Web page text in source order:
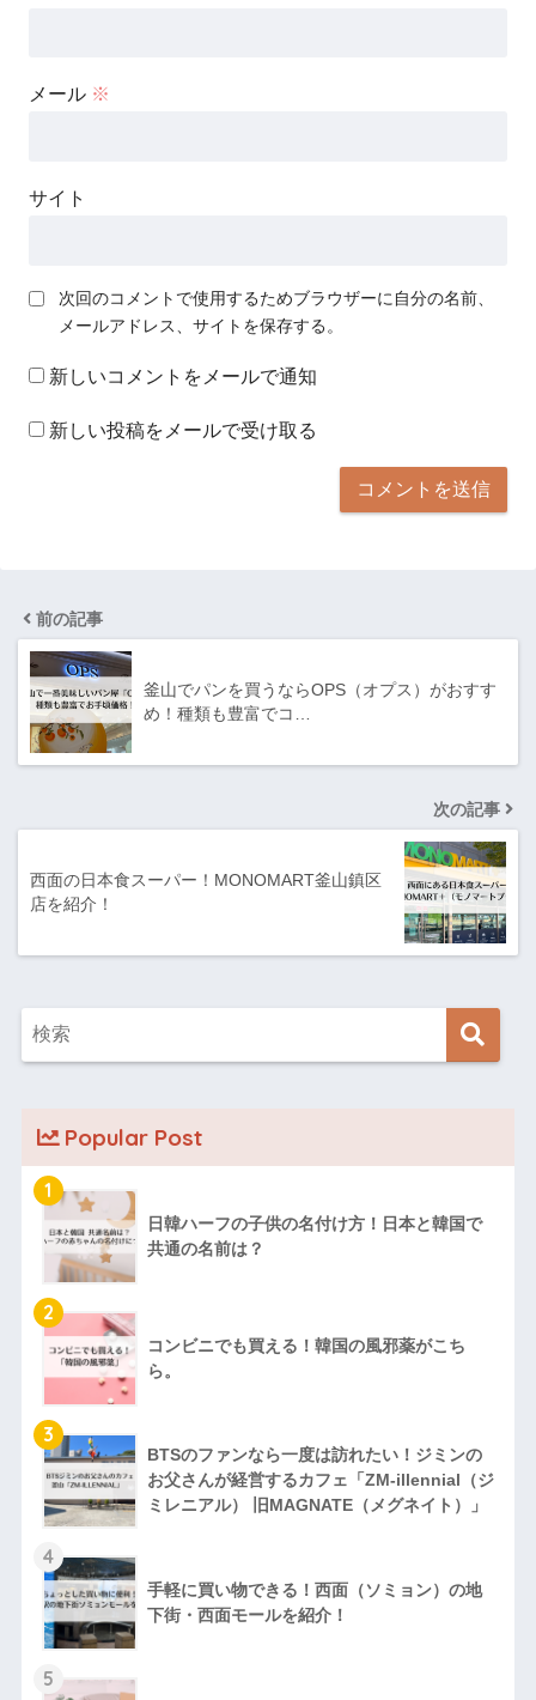
メール ※
サイト
次回のコメントで使用するためブラウザーに自分の名前、
メールアドレス、サイトを保存する。
新しいコメントをメールで通知
新しい投稿をメールで受け取る
前の記事
釜山でパンを買うならOPS（オプス）がおすす
め！種類も豊富でコ…
次の記事
西面の日本食スーパー！MONOMART釜山鎮区
店を紹介！
Popular Post
1
日韓ハーフの子供の名付け方！日本と韓国で
共通の名前は？
2
コンビニでも買える！韓国の風邪薬がこち
ら。
3
BTSのファンなら一度は訪れたい！ジミンの
お父さんが経営するカフェ「ZM‐illennial（ジ
ミレニアル） 旧MAGNATE（メグネイト）」
4
手軽に買い物できる！西面（ソミョン）の地
下街・西面モールを紹介！
5